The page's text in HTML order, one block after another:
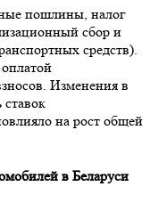
пошлины, налог
сбор и
средств).
Изменения в
ставок
на рост общей
в Беларуси